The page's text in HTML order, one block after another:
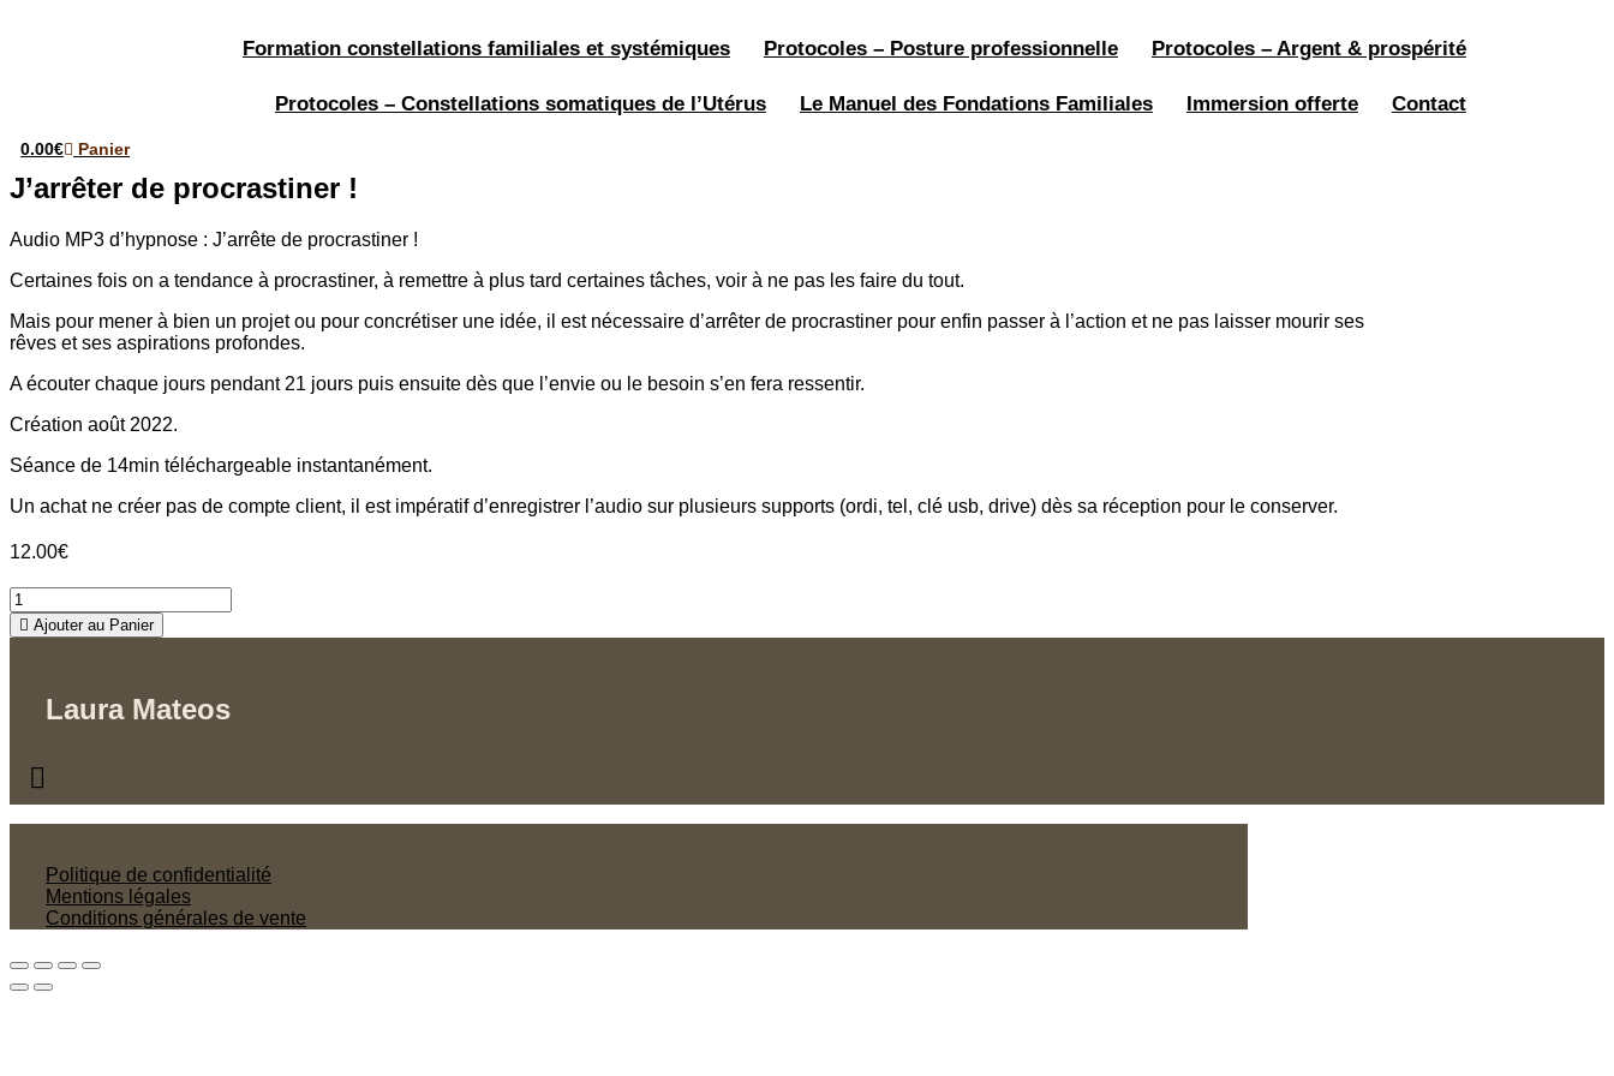
Formation constellations familiales et systémiques Protocoles – Posture professionnelle Protocoles – Argent & prospérité
Protocoles – Constellations somatiques de l’Utérus Le Manuel des Fondations Familiales Immersion offerte Contact
0.00€ Panier
J’arrêter de procrastiner !
Audio MP3 d’hypnose : J’arrête de procrastiner !
Certaines fois on a tendance à procrastiner, à remettre à plus tard certaines tâches, voir à ne pas les faire du tout.
Mais pour mener à bien un projet ou pour concrétiser une idée, il est nécessaire d’arrêter de procrastiner pour enfin passer à l’action et ne pas laisser mourir ses
rêves et ses aspirations profondes.
A écouter chaque jours pendant 21 jours puis ensuite dès que l’envie ou le besoin s’en fera ressentir.
Création août 2022.
Séance de 14min téléchargeable instantanément.
Un achat ne créer pas de compte client, il est impératif d’enregistrer l’audio sur plusieurs supports (ordi, tel, clé usb, drive) dès sa réception pour le conserver.
12.00€
VIBRATION
quantity
Ajouter au Panier
Laura Mateos
Politique de confidentialité
Mentions légales
Conditions générales de vente